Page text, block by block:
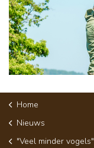
Home
Nieuws
"Veel minder vogels"